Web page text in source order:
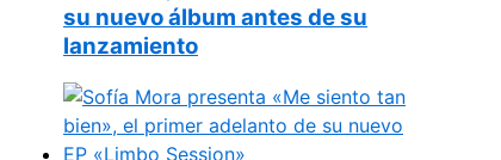
su nuevo álbum antes de su
lanzamiento